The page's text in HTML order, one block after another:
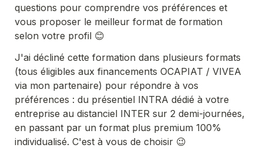
questions pour comprendre vos préférences et
vous proposer le meilleur format de formation
selon votre profil 😊
J'ai décliné cette formation dans plusieurs formats
(tous éligibles aux financements OCAPIAT / VIVEA
via mon partenaire) pour répondre à vos
préférences : du présentiel INTRA dédié à votre
entreprise au distanciel INTER sur 2 demi-journées,
en passant par un format plus premium 100%
individualisé. C'est à vous de choisir 😉